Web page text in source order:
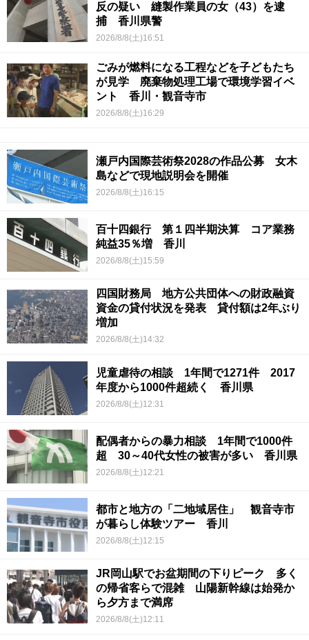
反の疑い 縫製作業員の女（43）を逮
捕 香川県警
2026/8/8(土)16:51
ごみが燃料になる工程などを子どもたち
が見学 廃棄物処理工場で環境学習イベ
ント 香川・観音寺市
2026/8/8(土)16:29
瀬戸内国際芸術祭2028の作品公募 女木
島などで現地説明会を開催
2026/8/8(土)16:15
百十四銀行 第１四半期決算 コア業務
純益35％増 香川
2026/8/8(土)15:59
四国財務局 地方公共団体への財政融資
資金の貸付状況を発表 貸付額は2年ぶり
増加
2026/8/8(土)14:32
児童虐待の相談 1年間で1271件 2017
年度から1000件超続く 香川県
2026/8/8(土)12:31
配偶者からの暴力相談 1年間で1000件
超 30～40代女性の被害が多い 香川県
2026/8/8(土)12:21
都市と地方の「二地域居住」 観音寺市
が暮らし体験ツアー 香川
2026/8/8(土)12:15
JR岡山駅でお盆期間の下りピーク 多く
の帰省客らで混雑 山陽新幹線は始発か
ら夕方まで満席
2026/8/8(土)12:11